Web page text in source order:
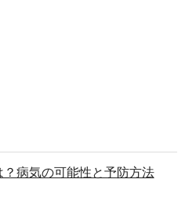
病気の可能性と予防方法